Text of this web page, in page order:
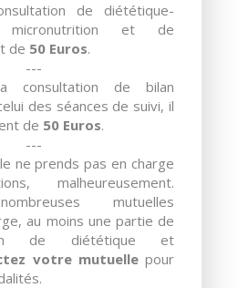
de diététique-
et de
de 50 Euros.
---
de bilan
des séances de suivi, il
de 50 Euros.
---
ne prends pas en charge
malheureusement.
mutuelles
au moins une partie de
de diététique et
votre mutuellepour